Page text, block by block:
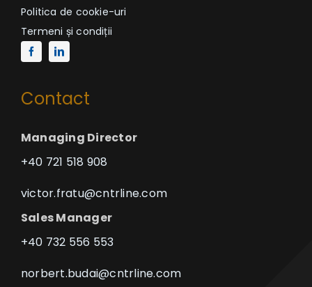
Politica de cookie-uri
Termeni și condiții
Contact
Managing Director
+40 721 518 908
victor.fratu@cntrline.com
Sales Manager
+40 732 556 553
norbert.budai@cntrline.com